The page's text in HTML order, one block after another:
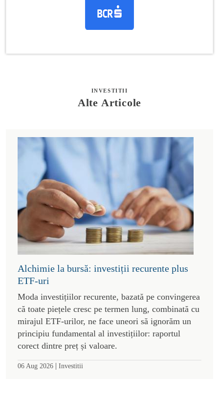
INVESTITII
Alte Articole
Alchimie la bursă: investiții recurente plus
ETF-uri
Moda investițiilor recurente, bazată pe convingerea
că toate piețele cresc pe termen lung, combinată cu
mirajul ETF-urilor, ne face uneori să ignorăm un
principiu fundamental al investițiilor: raportul
corect dintre preț și valoare.
06 Aug 2026 | Investitii